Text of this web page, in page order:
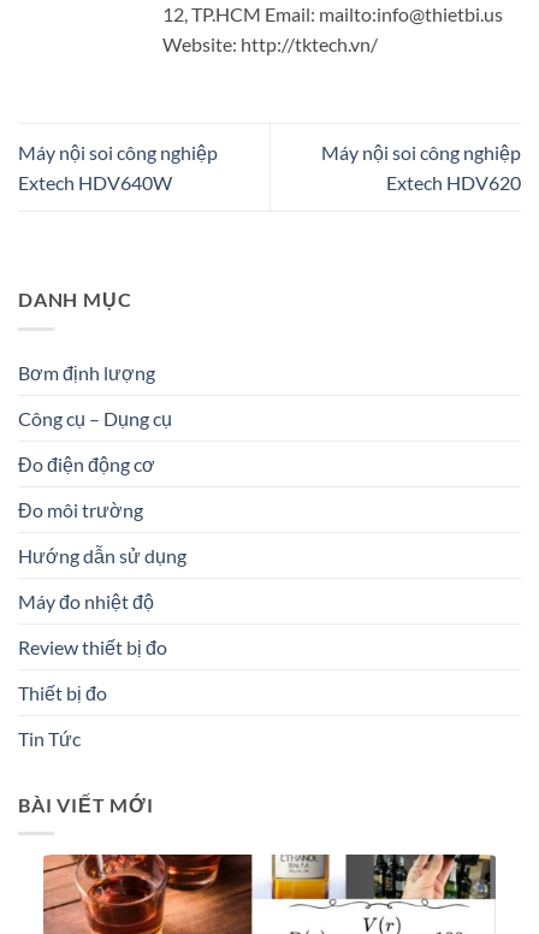
12, TP.HCM Email: mailto:info@thietbi.us
Website: http://tktech.vn/
Máy nội soi công nghiệp
Extech HDV640W
Máy nội soi công nghiệp
Extech HDV620
DANH MỤC
Bơm định lượng
Công cụ – Dụng cụ
Đo điện động cơ
Đo môi trường
Hướng dẫn sử dụng
Máy đo nhiệt độ
Review thiết bị đo
Thiết bị đo
Tin Tức
BÀI VIẾT MỚI